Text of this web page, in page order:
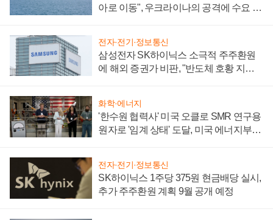
아로 이동", 우크라이나의 공격에 수요 늘
전자·전기·정보통신
삼성전자 SK하이닉스 소극적 주주환원
에 해외 증권가 비판, "반도체 호황 지속
화학·에너지
'한수원 협력사' 미국 오클로 SMR 연구용
원자로 '임계 상태' 도달, 미국 에너지부
전자·전기·정보통신
SK하이닉스 1주당 375원 현금배당 실시,
추가 주주환원 계획 9월 공개 예정